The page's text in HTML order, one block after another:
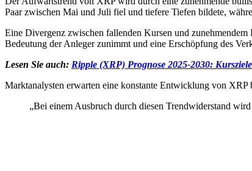
Paar zwischen Mai und Juli fiel und tiefere Tiefen bildete,
Eine Divergenz zwischen fallenden Kursen und
Bedeutung der Anleger zunimmt und eine Erschöpfung des
Lesen Sie auch: Ripple (XRP) Prognose 2025-2030:
Marktanalysten erwarten eine konstante Entwicklung von
„Bei einem Ausbruch durch diesen Trendwiderstand